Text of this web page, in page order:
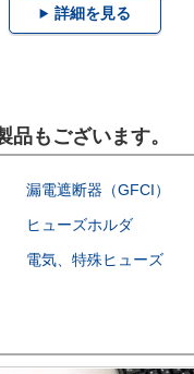
詳細を見る
もございます。
漏電遮断器（GFCI）
ヒューズホルダ
電気、特殊ヒューズ